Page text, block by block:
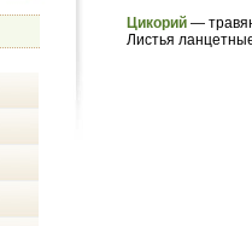
Цикорий —
Листья